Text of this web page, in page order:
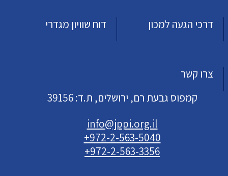
דרכי הגעה למכון דוח שוויון מגדרי
צרו קשר
קמפוס גבעת רם, ירושלים, ת.ד: 39156
info@jppi.org.il
+972-2-563-5040
+972-2-563-3356